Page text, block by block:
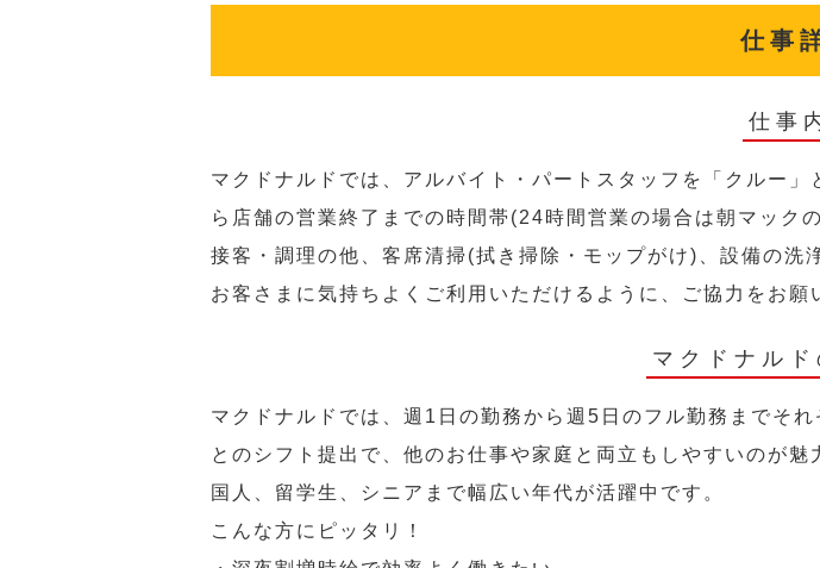
仕事
仕事
マクドナルドでは、アルバイト・パートスタッフを「クルー
ら店舗の営業終了までの時間帯(24時間営業の場合は朝マック
接客・調理の他、客席清掃(拭き掃除・モップがけ)、設備の洗
お客さまに気持ちよくご利用いただけるように、ご協力をお願
マクドナル
マクドナルドでは、週1日の勤務から週5日のフル勤務までそ
とのシフト提出で、他のお仕事や家庭と両立もしやすいのが
国人、留学生、シニアまで幅広い年代が活躍中です。
こんな方にピッタリ！